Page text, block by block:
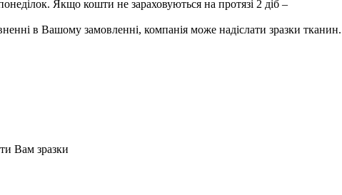
Якщо кошти не зараховуються на протязі 2 діб –
в Вашому замовленні, компанія може надіслати зразки тканин.
Вам зразки